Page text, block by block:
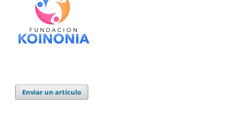
Enviar un artículo